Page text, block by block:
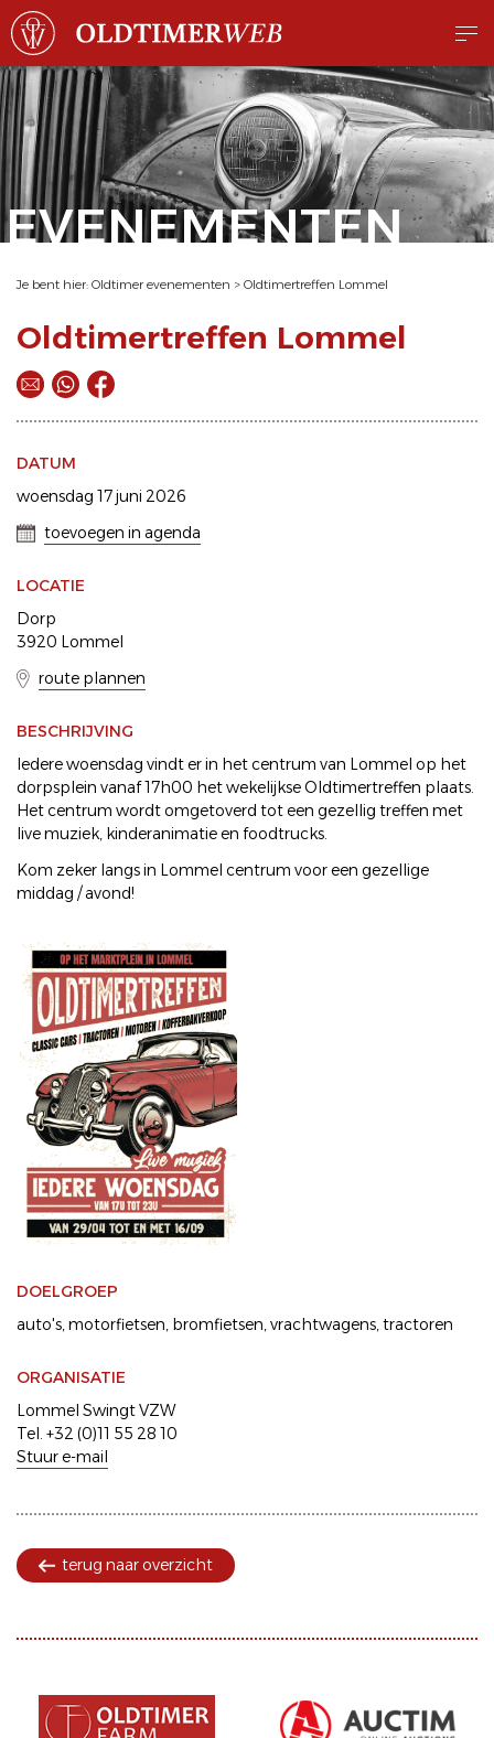
EVENEMENTEN
Je bent hier: Oldtimer evenementen > Oldtimertreffen Lommel
Oldtimertreffen Lommel
DATUM
woensdag 17 juni 2026
toevoegen in agenda
LOCATIE
Dorp
3920 Lommel
route plannen
BESCHRIJVING
Iedere woensdag vindt er in het centrum van Lommel op het
dorpsplein vanaf 17h00 het wekelijkse Oldtimertreffen plaats.
Het centrum wordt omgetoverd tot een gezellig treffen met
live muziek, kinderanimatie en foodtrucks.
Kom zeker langs in Lommel centrum voor een gezellige
middag / avond!
DOELGROEP
auto's motorfietsen bromfietsen vrachtwagens tractoren
ORGANISATIE
Lommel Swingt VZW
Tel. +32 (0)11 55 28 10
Stuur e-mail
terug naar overzicht